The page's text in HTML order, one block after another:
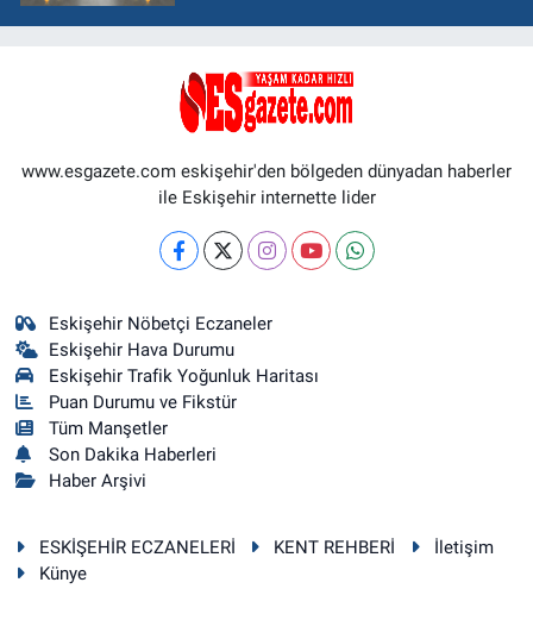
www.esgazete.com eskişehir'den bölgeden dünyadan haberler
ile Eskişehir internette lider
Eskişehir Nöbetçi Eczaneler
Eskişehir Hava Durumu
Eskişehir Trafik Yoğunluk Haritası
Puan Durumu ve Fikstür
Tüm Manşetler
Son Dakika Haberleri
Haber Arşivi
ESKİŞEHİR ECZANELERİ KENT REHBERİ
İletişim
Künye